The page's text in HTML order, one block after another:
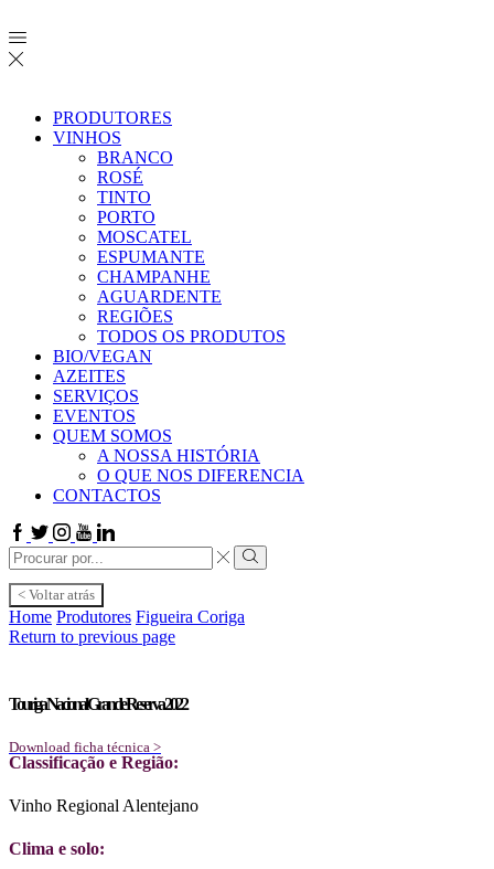
PRODUTORES
VINHOS
BRANCO
ROSÉ
TINTO
PORTO
MOSCATEL
ESPUMANTE
CHAMPANHE
AGUARDENTE
REGIÕES
TODOS OS PRODUTOS
BIO/VEGAN
AZEITES
SERVIÇOS
EVENTOS
QUEM SOMOS
A NOSSA HISTÓRIA
O QUE NOS DIFERENCIA
CONTACTOS
Facebook
TwitterInstagram
Youtube
Linkedin
Search
input
Search
< Voltar atrás
Home Produtores Figueira Coriga
Return to previous page
Touriga Nacional Grande Reserva 2022
Download ficha técnica >
Classificação e Região:
Vinho Regional Alentejano
Clima e solo: